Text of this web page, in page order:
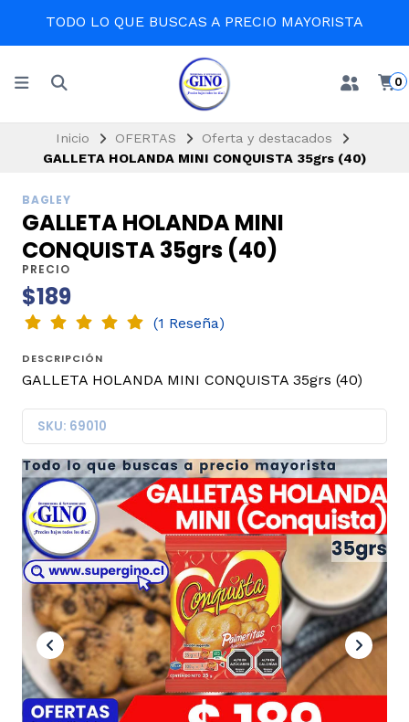
TODO LO QUE BUSCAS A PRECIO MAYORISTA
0
Inicio OFERTAS
Oferta y destacados
GALLETA HOLANDA MINI CONQUISTA 35grs (40)
BAGLEY
GALLETA HOLANDA MINI
CONQUISTA 35grs (40)
PRECIO
$189
(1 Reseña)
DESCRIPCIÓN
GALLETA HOLANDA MINI CONQUISTA 35grs (40)
SKU: 69010